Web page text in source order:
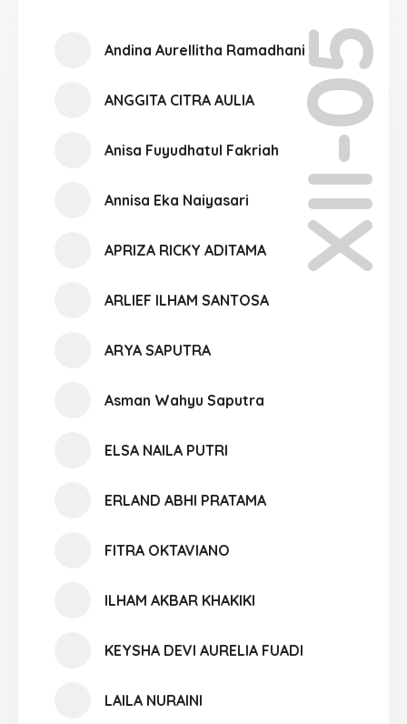
XII-05
Andina Aurellitha Ramadhani
ANGGITA CITRA AULIA
Anisa Fuyudhatul Fakriah
Annisa Eka Naiyasari
APRIZA RICKY ADITAMA
ARLIEF ILHAM SANTOSA
ARYA SAPUTRA
Asman Wahyu Saputra
ELSA NAILA PUTRI
ERLAND ABHI PRATAMA
FITRA OKTAVIANO
ILHAM AKBAR KHAKIKI
KEYSHA DEVI AURELIA FUADI
LAILA NURAINI